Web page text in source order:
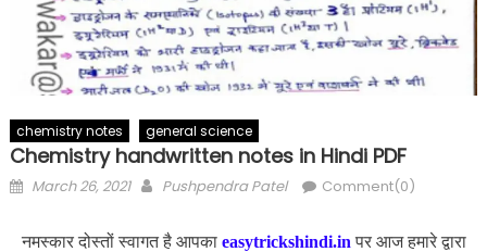
chemistry notes general science
Chemistry handwritten notes in Hindi PDF
Posted
March 26, 2021 Author
Pushpendra Patel Comment(0)
नमस्कार दोस्तों स्वागत है आपका easytrickshindi.in पर आज हमारे द्वारा